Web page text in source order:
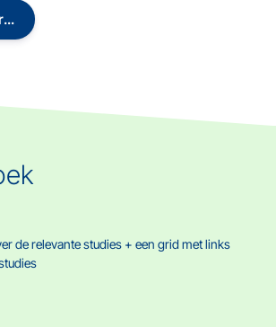
de relevante studies + een grid met links